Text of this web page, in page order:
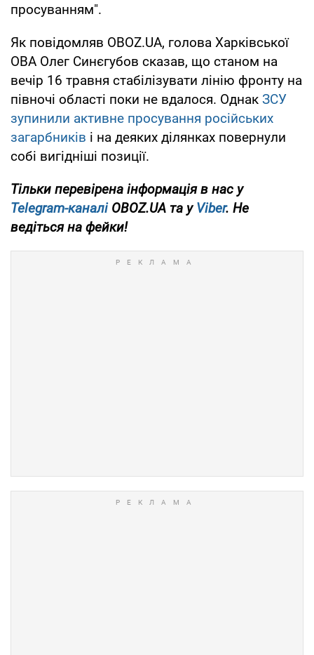
просуванням".
Як повідомляв OBOZ.UA, голова Харківської
ОВА Олег Синєгубов сказав, що станом на
вечір 16 травня стабілізувати лінію фронту на
півночі області поки не вдалося. Однак ЗСУ
зупинили активне просування російських
загарбників і на деяких ділянках повернули
собі вигідніші позиції.
Тільки перевірена інформація в нас у
Telegram-каналіOBOZ.UA та уViber. Не
ведіться на фейки!